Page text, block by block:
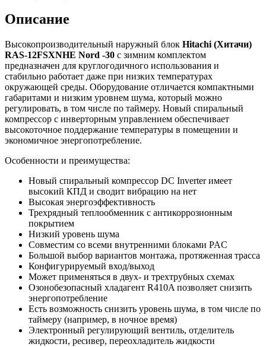
Описание
Высокопроизводительный наружный блок Hitachi (Хитачи)
RAS-12FSXNHE Nord -30 с зимним комплектом
предназначен для круглогодичного использования и
стабильно работает даже при низких температурах
окружающей среды. Оборудование отличается компактными
габаритами и низким уровнем шума, который можно
регулировать, в том числе по таймеру. Новый спиральный
компрессор с инверторным управлением обеспечивает
высокоточное поддержание температуры в помещении и
экономичное энергопотребление.
Особенности и преимущества:
Новый спиральный компрессор DC Inverter имеет
высокий КПД и сводит вибрацию на нет
Высокая энергоэффективность
Трехрядный теплообменник с антикоррозионным
покрытием
Низкий уровень шума
Совместим со всеми внутренними блоками PAC
Большой выбор вариантов монтажа, протяженная трасса
Конфигурируемый вход/выход
Может применяться в двух- и трехтрубных схемах
Озонобезопасный хладагент R410A позволяет снизить
энергопотребление
Есть возможность снизить уровень шума, в том числе по
таймеру (например, в ночное время)
Электронный регулирующий вентиль, отделитель
жидкости, ресивер, переохладитель жидкости